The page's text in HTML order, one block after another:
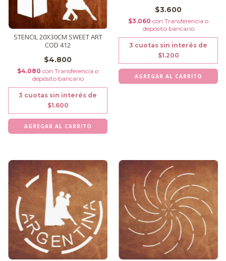
STENCIL 20X30CM SWEET ART
COD 412
$4.800
$4.080 con Transferencia o
depósito bancario
3 cuotas sin interés de
$1.600
$3.600
$3.060 con Transferencia o
depósito bancario
3 cuotas sin interés de
$1.200